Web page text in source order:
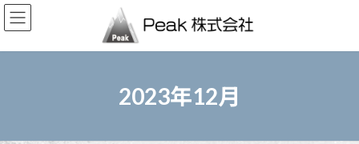
コ
ン
ン
ナ
ビ
ー
2023年12月